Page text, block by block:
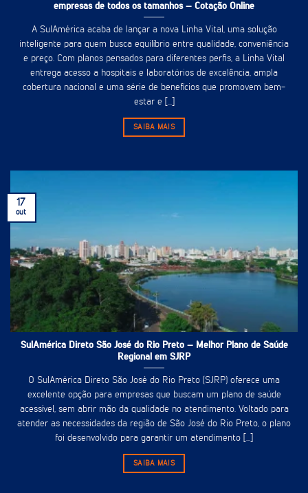
empresas de todos os tamanhos – Cotação Online
A SulAmérica acaba de lançar a nova Linha Vital, uma solução
inteligente para quem busca equilíbrio entre qualidade, conveniência
e preço. Com planos pensados para diferentes perfis, a Linha Vital
entrega acesso a hospitais e laboratórios de excelência, ampla
cobertura nacional e uma série de benefícios que promovem bem-
estar e [...]
SAIBA MAIS
SulAmérica Direto São José do Rio Preto – Melhor Plano de Saúde
Regional em SJRP
O SulAmérica Direto São José do Rio Preto (SJRP) oferece uma
excelente opção para empresas que buscam um plano de saúde
acessível, sem abrir mão da qualidade no atendimento. Voltado para
atender as necessidades da região de São José do Rio Preto, o plano
foi desenvolvido para garantir um atendimento [...]
SAIBA MAIS
17
out